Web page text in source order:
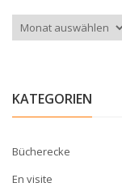
Archiv
KATEGORIEN
Bücherecke
En visite